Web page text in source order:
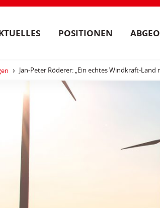
POSITIONEN
Jan-Peter Röderer: „Ein echtes Windkraft-